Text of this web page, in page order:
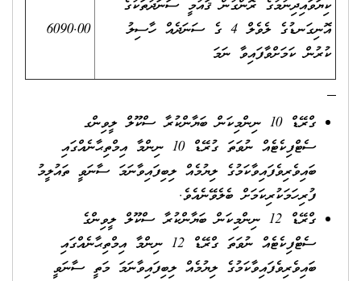
ކިޔަވައިދިނުމުގެ ރޮންގުން ޤައުމީ ސަނަދުތަކުގެ
އޮނިގަނޑުގެ ލެވެލް 4 ގެ ސަނަދެއް ހާސިލު
ކުރުން ކަމަށްވާފައިވާ ނަމަ
6090.00
ގްރޭޑް 10 ނިންމިކަން ބަޔާންކުރާ ސްކޫލް ލީވިންގ
ސެޓްފިކެޓެއް ނުވަތަ ގުރޭޑް 10 ނިންމާ އިމްތިޙާނެއްގައި
ބައިވެރިވެފައިވާކަމުގެ ލިޔުމެއް ލިބިފައިވާނަމަ ސާނަވީ ތައުލީމު
ފުރިހަމަކުރިކަމަށް ބެލެވޭނެއެވެ.
ގްރޭޑް 12 ނިންމިކަން ބަޔާންކުރާ ސްކޫލް ލީވިންގެ
ސެޓްފިކެޓެއް ނުވަތަ ގްރޭޑް 12 ނިންމާ އިމްތިޙާނެއްގައި
ބައިވެރިވެފައިވާކަމުގެ ލިޔުމެއް ލިބިފައިވާނަމަ މަތީ ސާނަވީ